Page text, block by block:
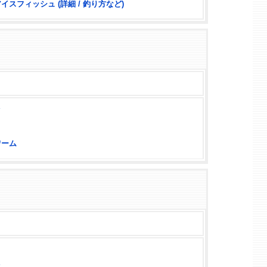
イスフィッシュ (詳細 / 釣り方など)
ム